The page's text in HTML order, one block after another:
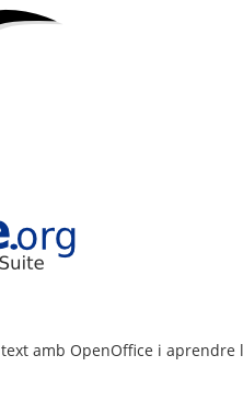
amb OpenOffice i